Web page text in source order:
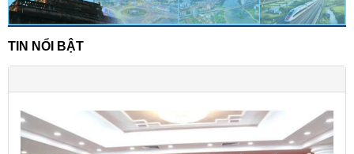
TIN NỔI BẬT